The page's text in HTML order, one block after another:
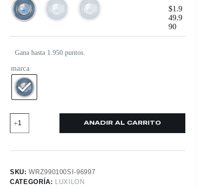
$1.9
49.9
90
Gana hasta 1.950 puntos.
marca
AÑADIR AL CARRITO
SKU:WRZ990100SI-96997
CATEGORÍA: LUXILON